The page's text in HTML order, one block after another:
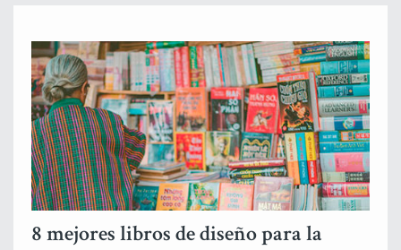
8 mejores libros de diseño para la